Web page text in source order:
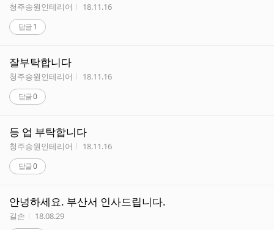
작성자
청주송원인테리어 작성시간
18.11.16
답글1
잘부탁합니다
작성자
청주송원인테리어 작성시간
18.11.16
답글0
등 업 부탁합니다
작성자
청주송원인테리어 작성시간
18.11.16
답글0
안녕하세요. 부산서 인사드립니다.
작성자
길손 작성시간
18.08.29